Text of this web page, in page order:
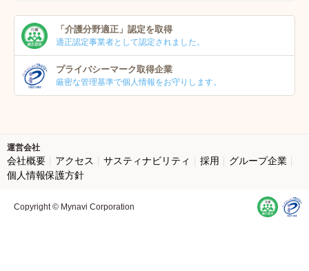
「介護分野適正」 認定を取得
適正認定事業者として認定されました。
プライバシーマーク取得企業
厳密な管理基準で個人情報をお守りします。
運営会社
会社概要 アクセス サスティナビリティ 採用
グループ企業
個人情報保護方針
Copyright © Mynavi Corporation